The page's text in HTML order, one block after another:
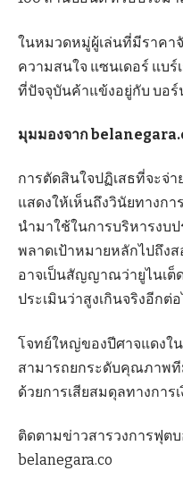
ในหมวดหมู่ผู้เล่นที่มีราคา
ความสนใจ แซนเดอร์ แบร์
ที่ปัจจุบันค้าแข้งอยู่กับ บอ
มุมมองจาก
การตัดสินใจปฏิเสธที่จะจ่
แสดงให้เห็นถึงวินัยทางกา
นำมาใช้ในการบริหารงบ
พลาดเป้าหมายหลักไปถึง
อาจเป็นสัญญาณว่ายูไนเต็
ประเมินว่าสูงเกินจริงอีกต่อ
โจทย์ใหญ่ของปีศาจแดงใ
สามารถยกระดับคุณภาพที
ด้วยการเสียสมดุลทางการ
ติดตามข่าวสารวงการฟุต
belanegara.co